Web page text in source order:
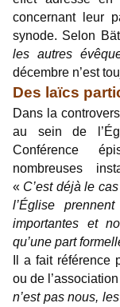
concernant leur
synode. Selon
les autres
décembre n’est
Des laïcs
Dans la
au sein de
Conférence
nombreuses
« C’est déjà le
l’Église
importantes et
qu’une part
Il a fait référence
ou de
n’est pas nous,